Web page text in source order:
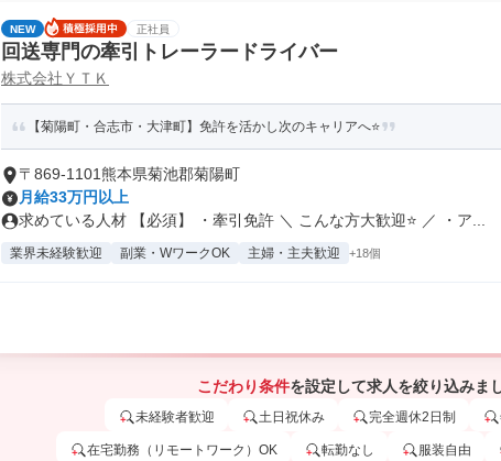
NEW 正社員
回送専門の牽引トレーラードライバー
株式会社ＹＴＫ
【菊陽町・合志市・大津町】免許を活かし次のキャリアへ⭐
〒869-1101熊本県菊池郡菊陽町
月給33万円以上
求めている人材 【必須】 ・牽引免許 ＼ こんな方大歓迎⭐ ／ ・ア...
業界未経験歓迎 副業・WワークOK 主婦・主夫歓迎 +18個
こだわり条件を設定して求人を絞り込みま
未経験者歓迎 土日祝休み 完全週休2日制
在宅勤務（リモートワーク）OK 転勤なし 服装自由